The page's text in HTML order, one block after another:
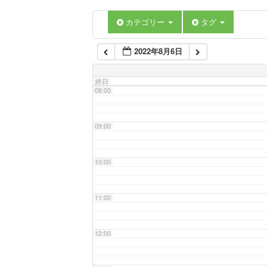
カテゴリー タグ
2022年8月6日
終日
07:00
08:00
09:00
10:00
11:00
12:00